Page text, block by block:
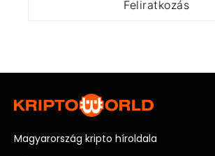
Magyarország kripto híroldala